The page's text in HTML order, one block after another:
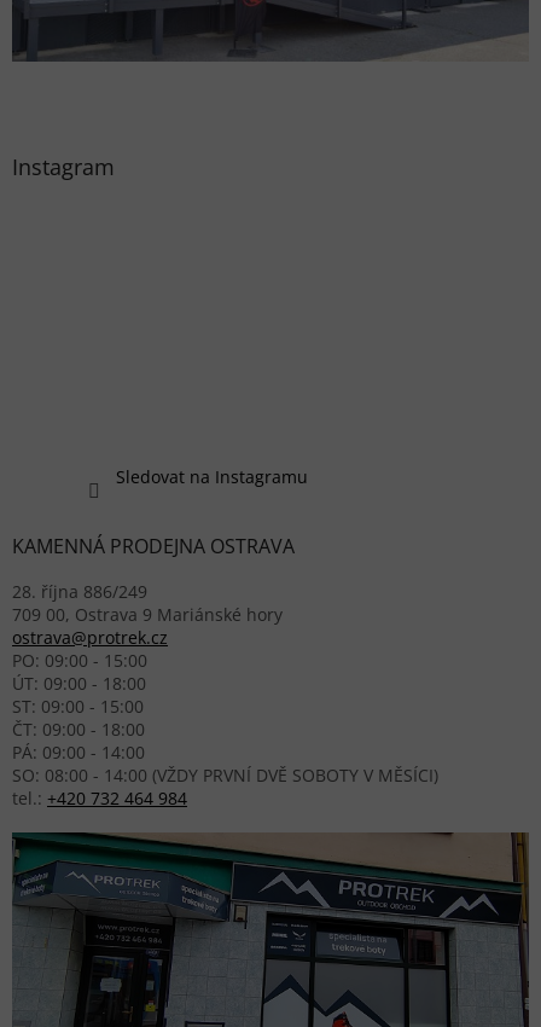
Instagram
Sledovat na Instagramu
KAMENNÁ PRODEJNA OSTRAVA
28. října 886/249
709 00, Ostrava 9 Mariánské hory
ostrava@protrek.cz
PO: 09:00 - 15:00
ÚT: 09:00 - 18:00
ST: 09:00 - 15:00
ČT: 09:00 - 18:00
PÁ: 09:00 - 14:00
SO: 08:00 - 14:00 (VŽDY PRVNÍ DVĚ SOBOTY V MĚSÍCI)
tel.: +420 732 464 984